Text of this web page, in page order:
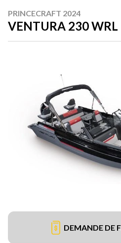
PRINCECRAFT 2024
VENTURA 230 WRL
DEMANDE DE